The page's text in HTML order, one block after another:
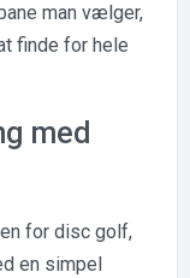
man vælger,
finde for hele
med
for disc golf,
en simpel